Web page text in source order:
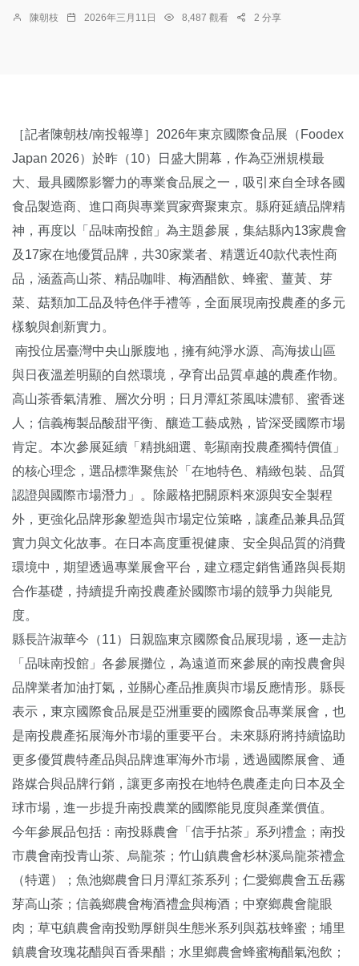
陳朝枝 2026年三月11日 8,487 觀看 2 分享
［記者陳朝枝/南投報導］2026年東京國際食品展（Foodex
Japan 2026）於昨（10）日盛大開幕，作為亞洲規模最
大、最具國際影響力的專業食品展之一，吸引來自全球各國
食品製造商、進口商與專業買家齊聚東京。縣府延續品牌精
神，再度以「品味南投館」為主題參展，集結縣內13家農會
及17家在地優質品牌，共30家業者、精選近40款代表性商
品，涵蓋高山茶、精品咖啡、梅酒醋飲、蜂蜜、薑黃、芽
菜、菇類加工品及特色伴手禮等，全面展現南投農產的多元
樣貌與創新實力。
南投位居臺灣中央山脈腹地，擁有純淨水源、高海拔山區
與日夜溫差明顯的自然環境，孕育出品質卓越的農產作物。
高山茶香氣清雅、層次分明；日月潭紅茶風味濃郁、蜜香迷
人；信義梅製品酸甜平衡、釀造工藝成熟，皆深受國際市場
肯定。本次參展延續「精挑細選、彰顯南投農產獨特價值」
的核心理念，選品標準聚焦於「在地特色、精緻包裝、品質
認證與國際市場潛力」。除嚴格把關原料來源與安全製程
外，更強化品牌形象塑造與市場定位策略，讓產品兼具品質
實力與文化故事。在日本高度重視健康、安全與品質的消費
環境中，期望透過專業展會平台，建立穩定銷售通路與長期
合作基礎，持續提升南投農產於國際市場的競爭力與能見
度。
縣長許淑華今（11）日親臨東京國際食品展現場，逐一走訪
「品味南投館」各參展攤位，為遠道而來參展的南投農會與
品牌業者加油打氣，並關心產品推廣與市場反應情形。縣長
表示，東京國際食品展是亞洲重要的國際食品專業展會，也
是南投農產拓展海外市場的重要平台。未來縣府將持續協助
更多優質農特產品與品牌進軍海外市場，透過國際展會、通
路媒合與品牌行銷，讓更多南投在地特色農產走向日本及全
球市場，進一步提升南投農業的國際能見度與產業價值。
今年參展品包括：南投縣農會「信手拈茶」系列禮盒；南投
市農會南投青山茶、烏龍茶；竹山鎮農會杉林溪烏龍茶禮盒
（特選）；魚池鄉農會日月潭紅茶系列；仁愛鄉農會五岳霧
芽高山茶；信義鄉農會梅酒禮盒與梅酒；中寮鄉農會龍眼
肉；草屯鎮農會南投勁厚餅與生態米系列與荔枝蜂蜜；埔里
鎮農會玫瑰花醋與百香果醋；水里鄉農會蜂蜜梅醋氣泡飲；